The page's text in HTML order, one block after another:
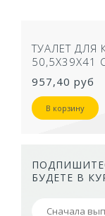
ТУАЛЕТ ДЛЯ
50,5Х39Х41
957,40 руб
В корзину
БУДЕТЕ В